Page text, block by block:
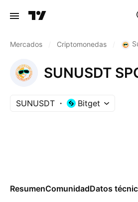
Mercados Criptomonedas
SUNUSDT
SUNUSDT Bitget
ResumenComunidadDatos